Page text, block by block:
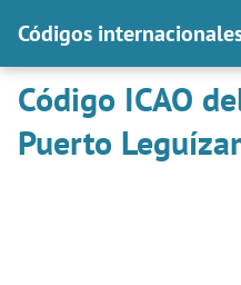
Códigos
Código ICAO
Puerto